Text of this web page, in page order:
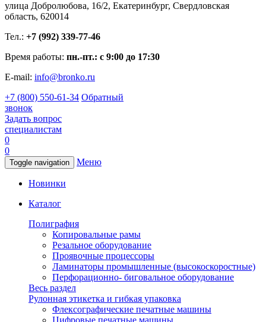
улица Добролюбова, 16/2, Екатеринбург, Свердловская
область, 620014
Тел.: +7 (992) 339-77-46
Время работы: пн.-пт.: с 9:00 до 17:30
E-mail: info@bronko.ru
+7 (800) 550-61-34 Обратный
звонок
Задать вопрос
специалистам
0
0
Toggle navigation Меню
Новинки
Каталог
Полиграфия
Копировальные рамы
Резальное оборудование
Проявочные процессоры
Ламинаторы промышленные (высокоскоростные)
Перфорационно- биговальное оборудование
Весь раздел
Рулонная этикетка и гибкая упаковка
Флексографические печатные машины
Цифровые печатные машины